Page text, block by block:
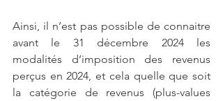
Ainsi, il n’est pas possible de connaitre
avant le 31 décembre 2024 les
modalités d’imposition des revenus
perçus en 2024, et cela quelle que soit
la catégorie de revenus (plus-values